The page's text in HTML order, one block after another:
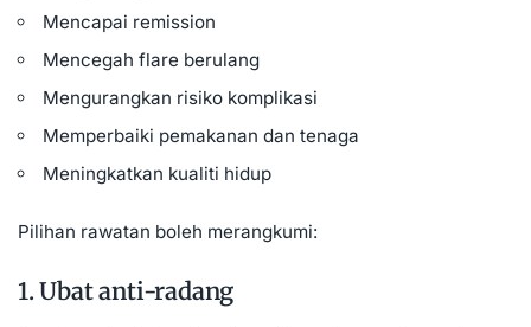
Mencapai remission
Mencegah flare berulang
Mengurangkan risiko komplikasi
Memperbaiki pemakanan dan tenaga
Meningkatkan kualiti hidup
Pilihan rawatan boleh merangkumi:
1. Ubat anti-radang